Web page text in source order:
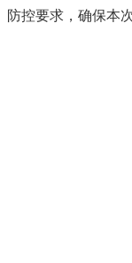
防控要求，确保本